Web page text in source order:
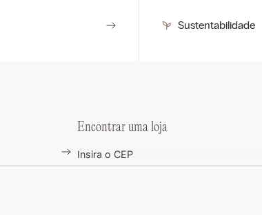
Sustentabilidade
Encontrar uma loja